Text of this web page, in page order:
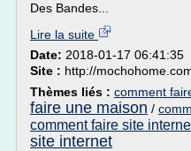
Des Bandes...
Lire la suite
Date: 2018-01-17 06:41:35
Site : http://
Thèmes liés : comment
faire une maison /
comment faire site
site internet